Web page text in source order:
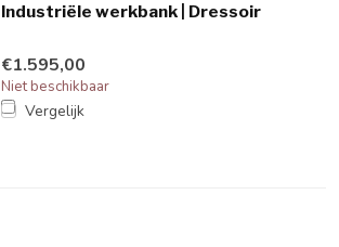
Industriële werkbank | Dressoir
€1.595,00
Niet beschikbaar
Vergelijk